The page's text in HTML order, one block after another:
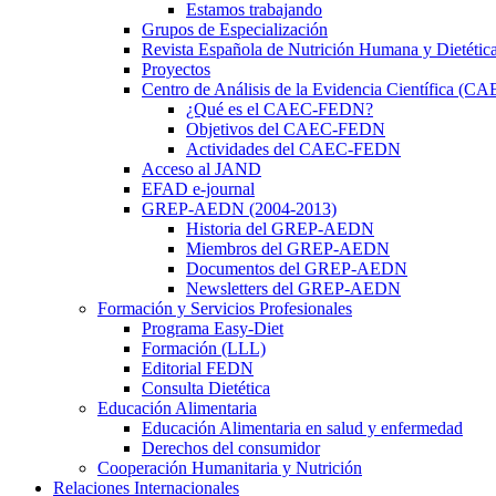
Estamos trabajando
Grupos de Especialización
Revista Española de Nutrición Humana y Dietética
Proyectos
Centro de Análisis de la Evidencia Científica
¿Qué es el CAEC-FEDN?
Objetivos del CAEC-FEDN
Actividades del CAEC-FEDN
Acceso al JAND
EFAD e-journal
GREP-AEDN (2004-2013)
Historia del GREP-AEDN
Miembros del GREP-AEDN
Documentos del GREP-AEDN
Newsletters del GREP-AEDN
Formación y Servicios Profesionales
Programa Easy-Diet
Formación (LLL)
Editorial FEDN
Consulta Dietética
Educación Alimentaria
Educación Alimentaria en salud y enfermedad
Derechos del consumidor
Cooperación Humanitaria y Nutrición
Relaciones Internacionales